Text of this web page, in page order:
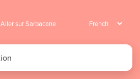
Aller sur Sarbacane